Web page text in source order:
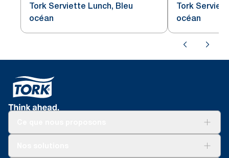
Tork Serviette Lunch, Bleu
océan
Tork
océan